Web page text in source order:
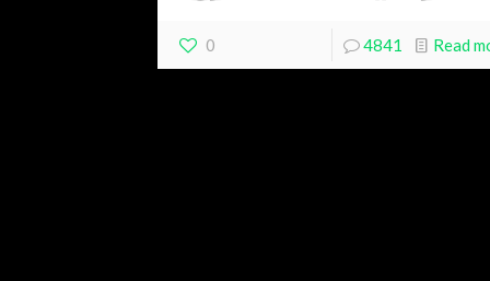
0 4841 Read